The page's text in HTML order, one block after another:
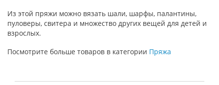
Из этой пряжи можно вязать шали, шарфы, палантины,
пуловеры, свитера и множество других вещей для детей и
взрослых.
Посмотрите больше товаров в категории Пряжа